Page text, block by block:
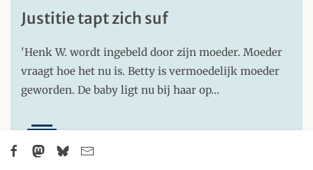
Justitie tapt zich suf
'Henk W. wordt ingebeld door zijn moeder. Moeder
vraagt hoe het nu is. Betty is vermoedelijk moeder
geworden. De baby ligt nu bij haar op…